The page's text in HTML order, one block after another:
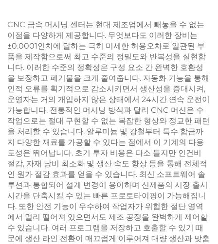
CNC 금속 머시닝 센터는 현대 제조업에서 빼놓을 수 없는
이점을 다양하게 제공합니다. 무엇보다도 이러한 장비는
±0.0001인치에 달하는 극히 미세한 허용오차로 일관된 부
품을 제작함으로써 최고 수준의 정밀도와 반복성을 실현합
니다. 이러한 수준의 정확성은 구성 요소 간 완벽한 호환성
을 보장하고 폐기물을 크게 줄여줍니다. 자동화 기능을 통해
인적 오류를 획기적으로 감소시키면서 생산성을 증대시켜,
운영자는 거의 개입하지 않은 상태에서 24시간 연속 운전이
가능합니다. 전통적인 머시닝 방식과 달리 CNC 머신은 수
작업으로는 절대 구현할 수 없는 복잡한 형상와 정교한 패턴
을 처리할 수 있습니다. 알루미늄 및 강철부터 특수 합금까
지 다양한 재료를 가공할 수 있다는 점에서 이 기계의 다용
도성은 뛰어납니다. 초기 투자 비용은 다소 들지만 인건비
절감, 자재 낭비 최소화 및 생산 속도 향상 등을 통해 전체적
인 원가 절감 효과를 얻을 수 있습니다. 최신 소프트웨어 솔
루션과 통합되어 설계 변경이 용이하며 신제품의 시장 출시
시간을 단축시킬 수 있는 빠른 프로토타이핑이 가능해집니
다. 또한 안전 기능이 우수하여 작업자가 위험한 절단 영역
에서 멀리 떨어져 있으면서도 제조 공정을 완벽하게 제어할
수 있습니다. 여러 프로그램을 저장하고 호출할 수 있기 때
문에 생산 라인 전환이 매끄럽게 이루어져 대량 생산과 맞춤